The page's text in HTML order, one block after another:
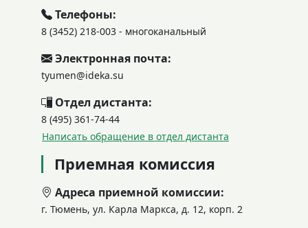
Телефоны:
8 (3452) 218-003 - многоканальный
Электронная почта:
tyumen@ideka.su
Отдел дистанта:
8 (495) 361-74-44
Написать обращение в отдел дистанта
Приемная комиссия
Адреса приемной комиссии:
г. Тюмень, ул. Карла Маркса, д. 12, корп. 2